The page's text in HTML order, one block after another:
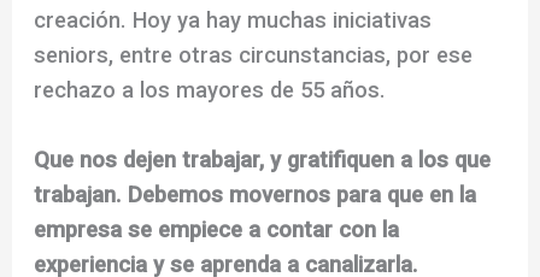
creación. Hoy ya hay muchas iniciativas
seniors, entre otras circunstancias, por ese
rechazo a los mayores de 55 años.
Que nos dejen trabajar, y gratifiquen a los que
trabajan. Debemos movernos para que en la
empresa se empiece a contar con la
experiencia y se aprenda a canalizarla.